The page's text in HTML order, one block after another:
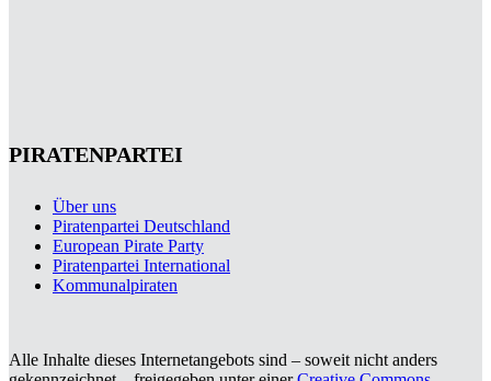
PIRATENPARTEI
Über uns
Piratenpartei Deutschland
European Pirate Party
Piratenpartei International
Kommunalpiraten
Alle Inhalte dieses Internetangebots sind – soweit nicht anders